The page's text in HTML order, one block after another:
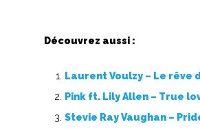
Découvrez aussi :
Laurent Voulzy – Le rêve
Pink ft. Lily Allen – True
Stevie Ray Vaughan –